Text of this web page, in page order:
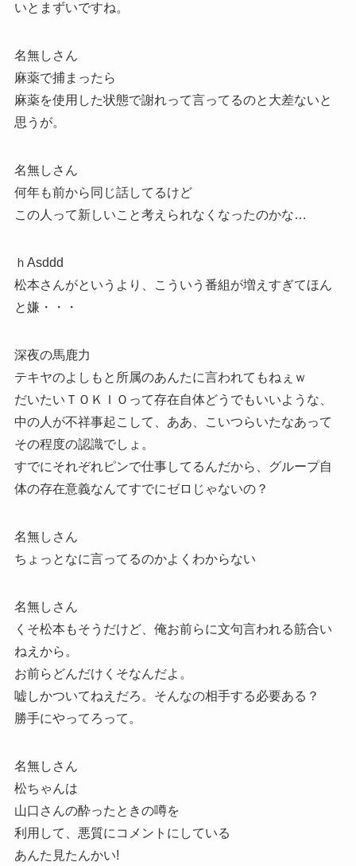
いとまずいですね。
名無しさん
麻薬で捕まったら
麻薬を使用した状態で謝れって言ってるのと大差ないと
思うが。
名無しさん
何年も前から同じ話してるけど
この人って新しいこと考えられなくなったのかな…
ｈAsddd
松本さんがというより、こういう番組が増えすぎてほん
と嫌・・・
深夜の馬鹿力
テキヤのよしもと所属のあんたに言われてもねぇｗ
だいたいＴＯＫＩＯって存在自体どうでもいいような、
中の人が不祥事起こして、ああ、こいつらいたなあって
その程度の認識でしょ。
すでにそれぞれピンで仕事してるんだから、グループ自
体の存在意義なんてすでにゼロじゃないの？
名無しさん
ちょっとなに言ってるのかよくわからない
名無しさん
くそ松本もそうだけど、俺お前らに文句言われる筋合い
ねえから。
お前らどんだけくそなんだよ。
嘘しかついてねえだろ。そんなの相手する必要ある？
勝手にやってろって。
名無しさん
松ちゃんは
山口さんの酔ったときの噂を
利用して、悪質にコメントにしている
あんた見たんかい!